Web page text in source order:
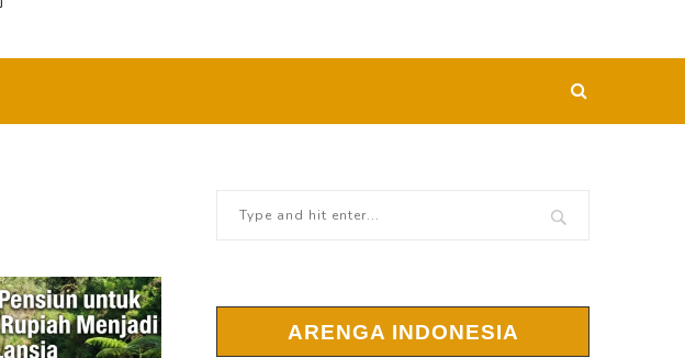
ARENGA INDONESIA